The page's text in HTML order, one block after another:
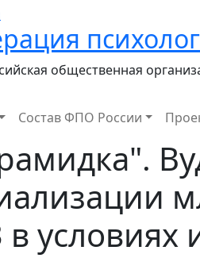
общественная
navigation
Состав ФПО России
условиях